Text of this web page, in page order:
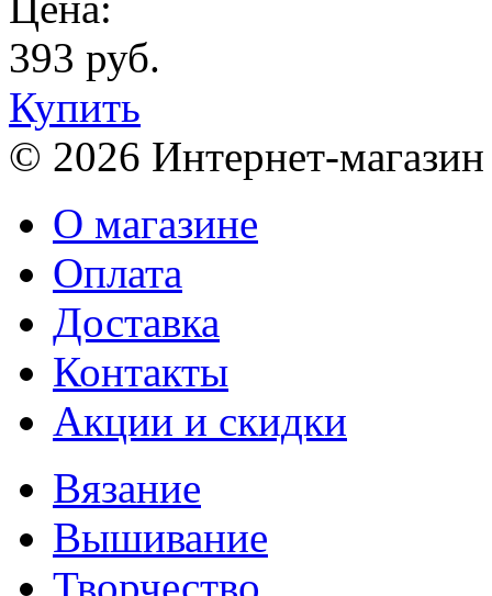
393 руб.
Купить
© 2026 Интернет-
О магазине
Оплата
Доставка
Контакты
Акции и скидки
Вязание
Вышивание